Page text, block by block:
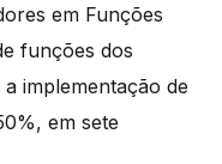
em Funções
funções dos
implementação de
em sete